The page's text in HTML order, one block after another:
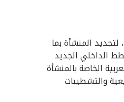
المنشأة بما
الداخلي الجديد
الخاصة بالمنشأة
والتشطيبات